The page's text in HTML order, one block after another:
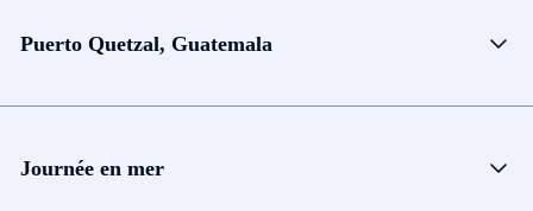
Puerto Quetzal, Guatemala
Journée en mer